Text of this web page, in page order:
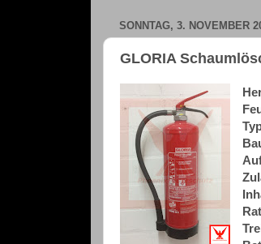
SONNTAG, 3. NOVEMBER
GLORIA